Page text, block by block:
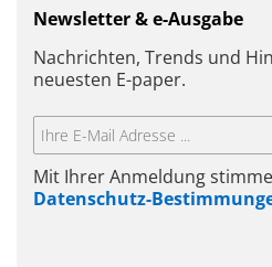
Newsletter & e-Ausgabe
Nachrichten, Trends und
neuesten E-paper.
Mit Ihrer Anmeldung
Datenschutz-